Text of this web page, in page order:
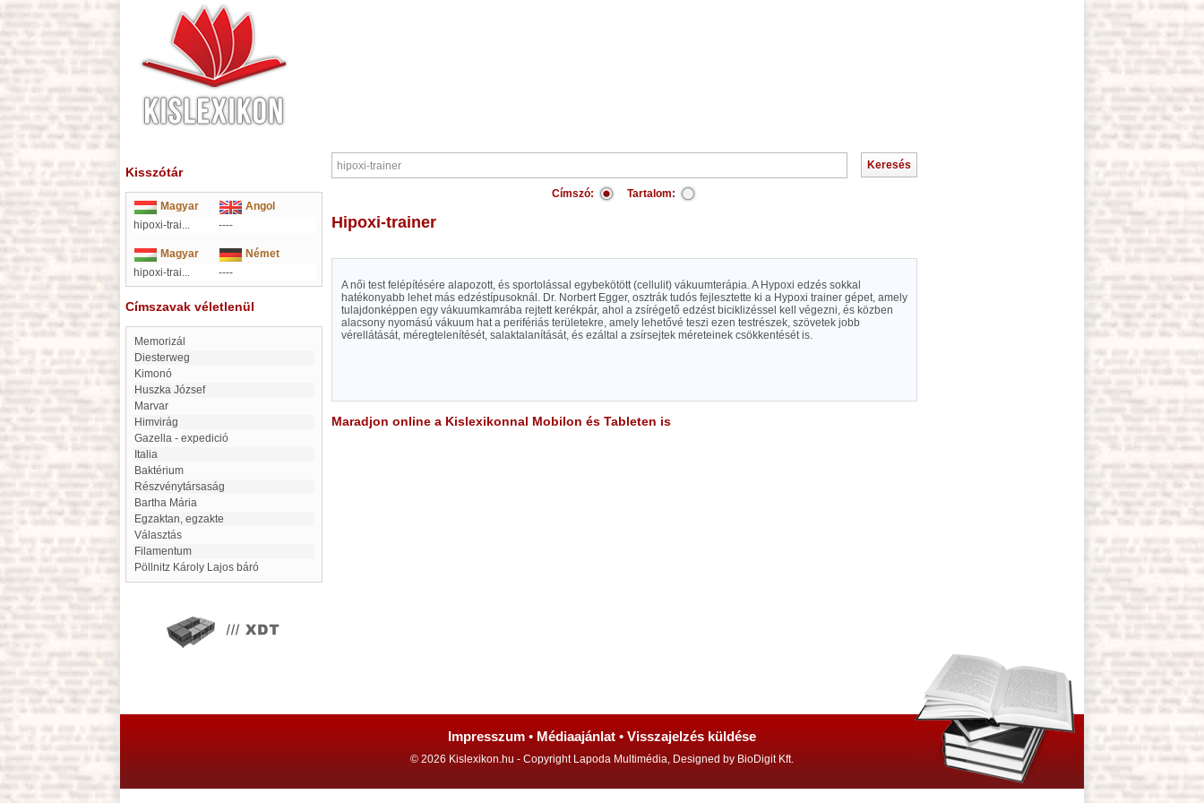
Kisszótár
Magyar
Angol
hipoxi-trai...
----
Magyar
Német
hipoxi-trai...
----
Címszavak véletlenül
memorizál
Diesterweg
kimonó
Huszka József
Marvar
Himvirág
Gazella - expedició
Italia
Baktérium
Részvénytársaság
Bartha Mária
egzaktan, egzakte
választás
filamentum
Pöllnitz Károly Lajos báró
Címszó: Tartalom:
hipoxi-trainer
A női test felépítésére alapozott, és sportolással egybekötött (cellulit) vákuumterápia. A Hypoxi edzés sokkal
hatékonyabb lehet más edzéstípusoknál. Dr. Norbert Egger, osztrák tudós fejlesztette ki a Hypoxi trainer gépet, amely
tulajdonképpen egy vákuumkamrába rejtett kerékpár, ahol a zsírégető edzést biciklizéssel kell végezni, és közben
alacsony nyomású vákuum hat a perifériás területekre, amely lehetővé teszi ezen testrészek, szövetek jobb
vérellátását, méregtelenítését, salaktalanítását, és ezáltal a zsírsejtek méreteinek csökkentését is.
Maradjon online a Kislexikonnal Mobilon és Tableten is
Impresszum • Médiaajánlat • Visszajelzés küldése
© 2026 Kislexikon.hu - Copyright Lapoda Multimédia, Designed by BioDigit Kft.